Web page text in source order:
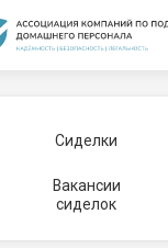
Сиделки
Вакансии
сиделок